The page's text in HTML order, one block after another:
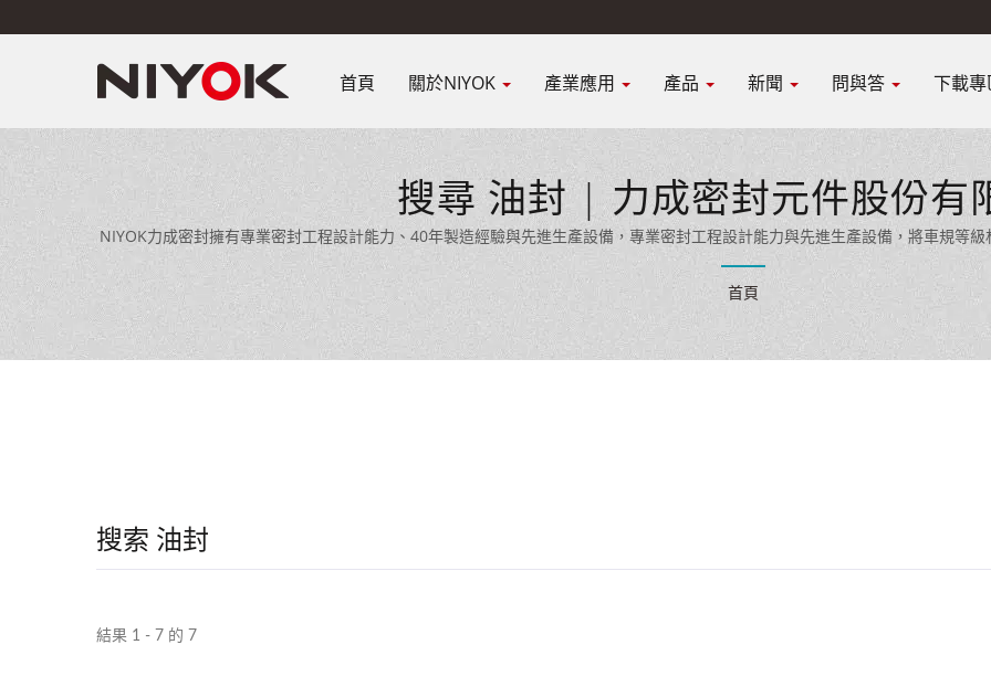
首頁 關於NIYOK 產業應用 產品 新聞 問與答 下載專
搜尋 油封 | 力成密封元件股份有
NIYOK力成密封擁有專業密封工程設計能力、40年製造經驗與先進生產設備，專業密封工程設計能力與先進生產設備，將車規等
提供全面的密封解決方案。
首頁
搜索 油封
結果 1 - 7 的 7